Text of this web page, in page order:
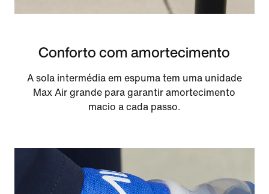
Conforto com amortecimento
A sola intermédia em espuma tem uma unidade
Max Air grande para garantir amortecimento
macio a cada passo.